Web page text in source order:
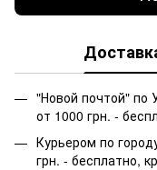
"Новой почтой" по
от 1000 грн. -
Курьером по
грн. - бесплатно,